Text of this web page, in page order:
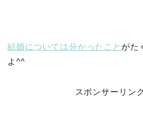
結婚については分かったこと がた
よ^^
スポンサーリンク